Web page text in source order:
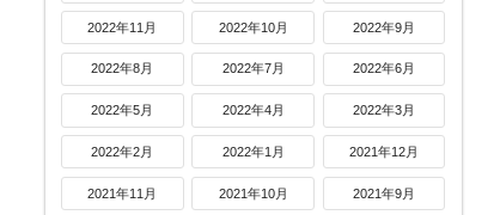
2022年11月 2022年10月 2022年9月
2022年8月 2022年7月 2022年6月
2022年5月 2022年4月 2022年3月
2022年2月 2022年1月 2021年12月
2021年11月 2021年10月 2021年9月